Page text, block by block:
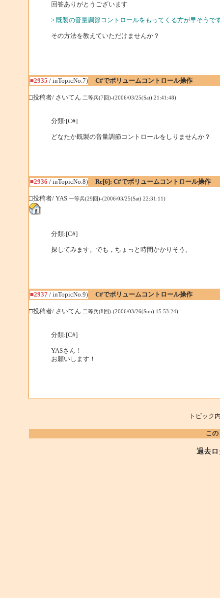
回答ありがとうございます
> 既製の音量調節コントロールをもってくる方が早そうで
その方法を教えていただけませんか？
■2935 / inTopicNo.7) C#でボリュームコントロール操作
□投稿者/ さいてん 二等兵(7回)-(2006/03/25(Sat) 21:41:48)
分類:[C#]
どなたか既製の音量調節コントロールをしりませんか？
■2936 / inTopicNo.8) Re[6]: C#でボリュームコントロール操作
□投稿者/ YAS 一等兵(29回)-(2006/03/25(Sat) 22:31:11)
分類:[C#]
探してみます。でも，ちょっと時間かかりそう。
■2937/ inTopicNo.9) C#でボリュームコントロール操作
□投稿者/ さいてん 二等兵(8回)-(2006/03/26(Sun) 15:53:24)
分類:[C#]
YASさん！
お願いします！
トピッ
こ
過去